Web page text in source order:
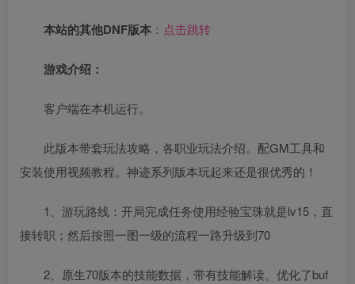
本站的其他DNF版本 ： 点击跳转
游戏介绍：
客户端在本机运行。
此版本带套玩法攻略，各职业玩法介绍。配GM工具和
安装使用视频教程。神迹系列版本玩起来还是很优秀的！
1、游玩路线：开局完成任务使用经验宝珠就是lv15，直
接转职；然后按照一图一级的流程一路升级到70
2、原生70版本的技能数据，带有技能解读。优化了buf